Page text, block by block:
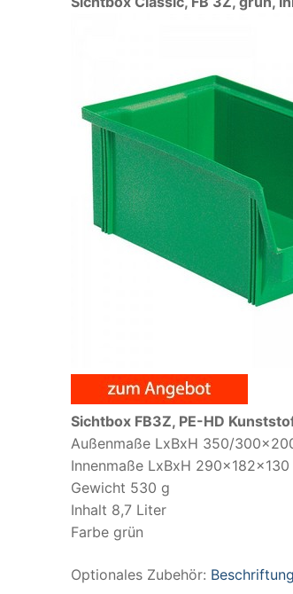
Sichtbox FB3Z, PE-HD
Außenmaße LxBxH 350/
Innenmaße LxBxH 290x182x130
Gewicht 530 g
Inhalt 8,7 Liter
Farbe grün
Optionales Zubehör: